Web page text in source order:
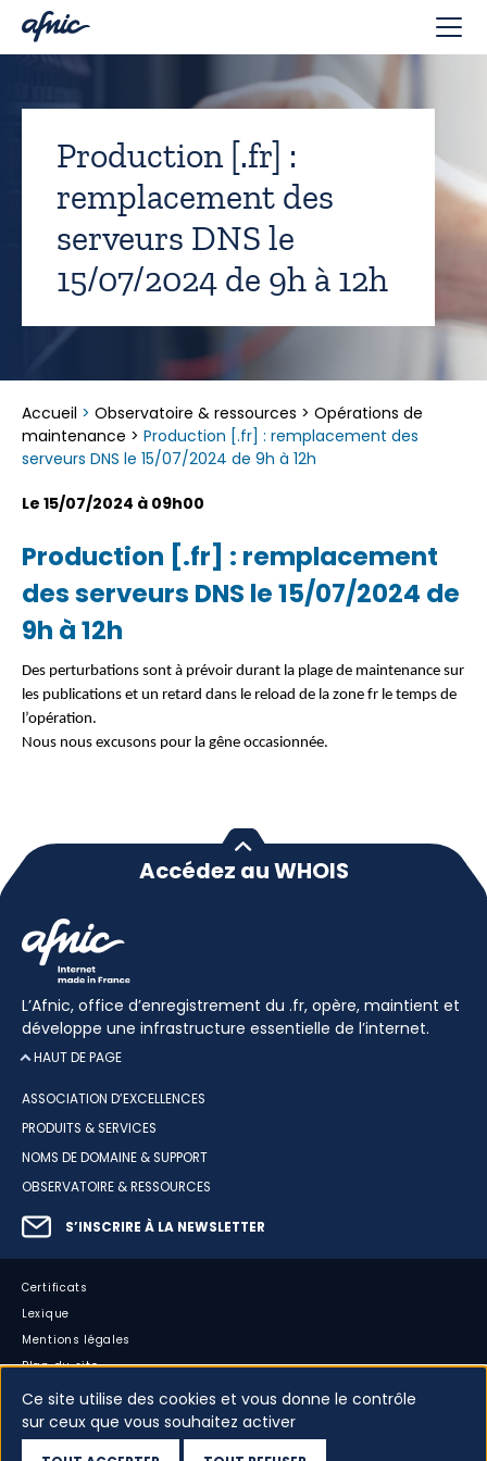
Production [.fr] :
remplacement des
serveurs DNS le
15/07/2024 de 9h à 12h
Accueil > Observatoire & ressources > Opérations de
maintenance > Production [.fr] : remplacement des
serveurs DNS le 15/07/2024 de 9h à 12h
Le 15/07/2024 à 09h00
Production [.fr] : remplacement
des serveurs DNS le 15/07/2024 de
9h à 12h
Des perturbations sont à prévoir durant la plage de maintenance sur
les publications et un retard dans le reload de la zone fr le temps de
l’opération.
Nous nous excusons pour la gêne occasionnée.
Accédez au WHOIS
L’Afnic, office d’enregistrement du .fr, opère, maintient et
développe une infrastructure essentielle de l’internet.
HAUT DE PAGE
ASSOCIATION D’EXCELLENCES
PRODUITS & SERVICES
NOMS DE DOMAINE & SUPPORT
OBSERVATOIRE & RESSOURCES
S’INSCRIRE À LA NEWSLETTER
Certificats
Lexique
Mentions légales
Plan du site
Accessibilité : partiellement conforme
Cookies
Panneau de gestion des cookies
Ce site utilise des cookies et vous donne le contrôle
sur ceux que vous souhaitez activer